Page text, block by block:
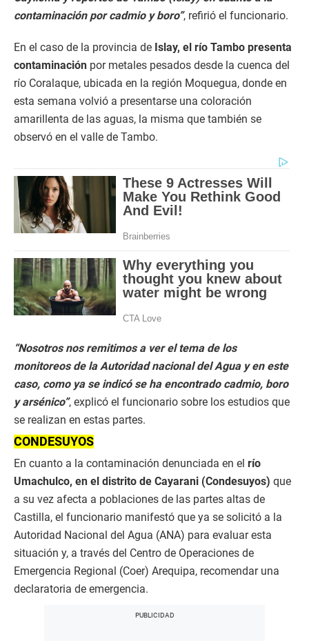
contaminación por cadmio y boro”, refirió el funcionario.
En el caso de la provincia de Islay, el río Tambo presenta
contaminación por metales pesados desde la cuenca del
río Coralaque, ubicada en la región Moquegua, donde en
esta semana volvió a presentarse una coloración
amarillenta de las aguas, la misma que también se
observó en el valle de Tambo.
“Nosotros nos remitimos a ver el tema de los
monitoreos de la Autoridad nacional del Agua y en este
caso, como ya se indicó se ha encontrado cadmio, boro
y arsénico”, explicó el funcionario sobre los estudios que
se realizan en estas partes.
CONDESUYOS
En cuanto a la contaminación denunciada en el río
Umachulco, en el distrito de Cayarani (Condesuyos) que
a su vez afecta a poblaciones de las partes altas de
Castilla, el funcionario manifestó que ya se solicitó a la
Autoridad Nacional del Agua (ANA) para evaluar esta
situación y, a través del Centro de Operaciones de
Emergencia Regional (Coer) Arequipa, recomendar una
declaratoria de emergencia.